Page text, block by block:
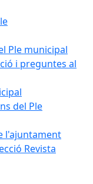
Ple municipal
i preguntes al
del Ple
l'ajuntament
Revista